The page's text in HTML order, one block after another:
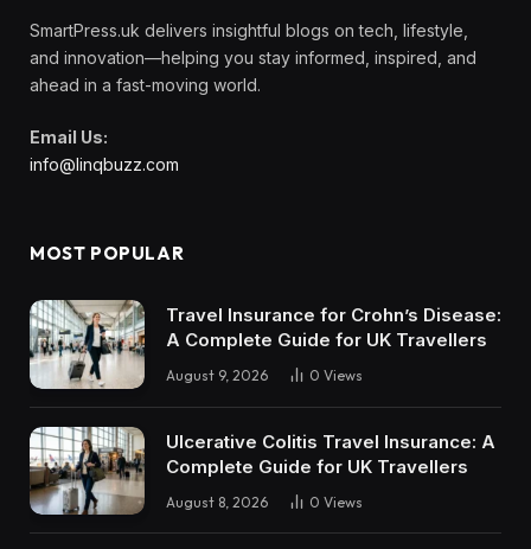
SmartPress.uk delivers insightful blogs on tech, lifestyle,
and innovation—helping you stay informed, inspired, and
ahead in a fast-moving world.
Email Us:
info@linqbuzz.com
MOST POPULAR
Travel Insurance for Crohn’s Disease:
A Complete Guide for UK Travellers
August 9, 2026 0 Views
Ulcerative Colitis Travel Insurance: A
Complete Guide for UK Travellers
August 8, 2026 0 Views